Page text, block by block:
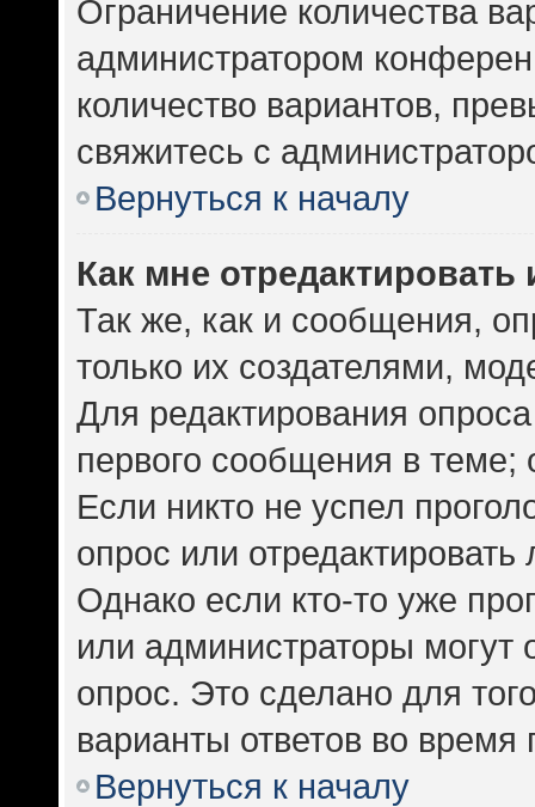
Ограничение количества
администратором
количество вариантов,
свяжитесь с
Вернуться к началу
Как мне
Так же, как и сообщения,
только их создателями,
Для редактирования
первого сообщения в теме;
Если никто не успел
опрос или
Однако если кто-то уже
или администраторы могут
опрос. Это сделано для
варианты ответов во время
Вернуться к началу